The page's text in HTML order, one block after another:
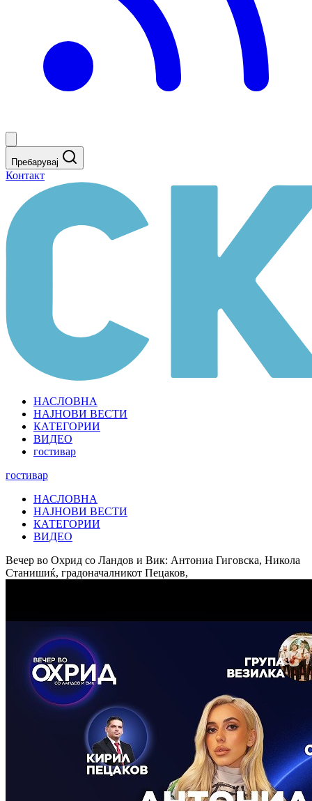
Пребарувај
Контакт
НАСЛОВНА
НАЈНОВИ ВЕСТИ
КАТЕГОРИИ
ВИДЕО
гостивар
гостивар
НАСЛОВНА
НАЈНОВИ ВЕСТИ
КАТЕГОРИИ
ВИДЕО
Вечер во Охрид со Ландов и Вик: Антониа Гиговска, Никола
Станишиќ, градоначалникот Пецаков,